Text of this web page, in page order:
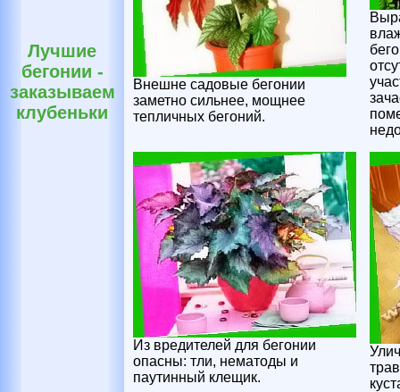
Лучшие
бегонии -
заказываем
клубеньки
Внешне садовые бегонии
заметно сильнее, мощнее
тепличных бегоний.
Из вредителей для бегонии
опасны: тли, нематоды и
паутинный клещик.